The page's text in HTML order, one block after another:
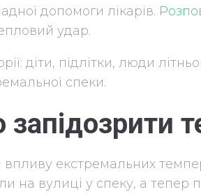
допомоги лікарів.
удар.
діти, підлітки, люди
спеки.
запідозрити
екстремальних
на вулиці у спеку, а тепер